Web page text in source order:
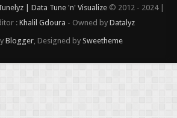
| Data Tune 'n' Visualize© 2012 - 2024 |
: Khalil Gdoura - Owned by Datalyz
Blogger, Designed by Sweetheme